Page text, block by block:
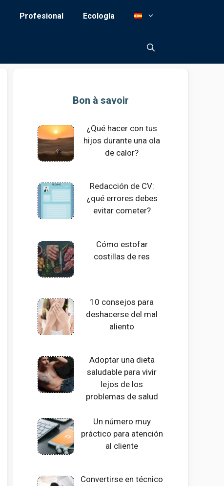
Profesional Ecología
Bon à savoir
¿Qué hacer con tus
hijos durante una ola
de calor?
Redacción de CV:
¿qué errores debes
evitar cometer?
Cómo estofar
costillas de res
10 consejos para
deshacerse del mal
aliento
Adoptar una dieta
saludable para vivir
lejos de los
problemas de salud
Un número muy
práctico para atención
al cliente
Convertirse en técnico